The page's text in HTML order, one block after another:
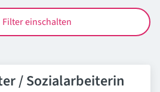
Filter einschalten
/ Sozialarbeiterin